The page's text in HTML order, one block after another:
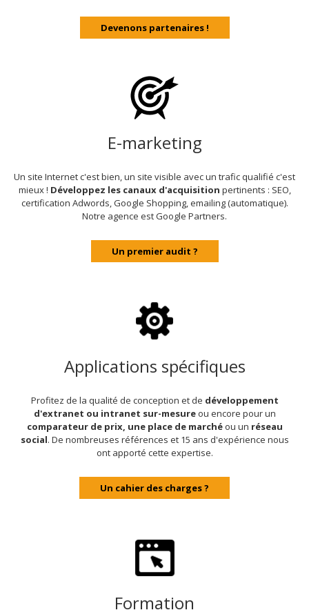
Devenons partenaires !
E-marketing
Un site Internet c'est bien, un site visible avec un trafic qualifié c'est
mieux ! Développez les canaux d'acquisition pertinents : SEO,
certification Adwords, Google Shopping, emailing (automatique).
Notre agence est Google Partners.
Un premier audit ?
Applications spécifiques
Profitez de la qualité de conception et de développement
d'extranet ou intranet sur-mesureou encore pour un
comparateur de prix, une place de marchéou un réseau
social. De nombreuses références et 15 ans d'expérience nous
ont apporté cette expertise.
Un cahier des charges ?
Formation